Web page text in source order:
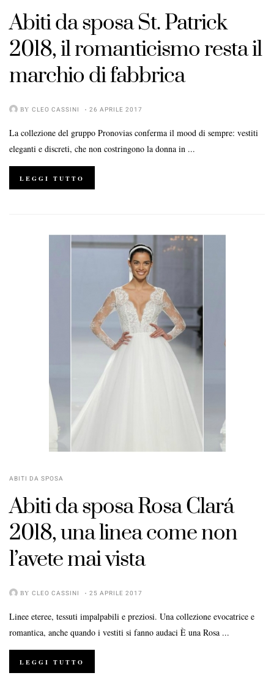
Abiti da sposa St. Patrick
2018, il romanticismo resta il
marchio di fabbrica
BY CLEO CASSINI 26 APRILE 2017
La collezione del gruppo Pronovias conferma il mood di sempre: vestiti
eleganti e discreti, che non costringono la donna in ...
LEGGI TUTTO
ABITI DA SPOSA
Abiti da sposa Rosa Clará
2018, una linea come non
l’avete mai vista
BY CLEO CASSINI 25 APRILE 2017
Linee eteree, tessuti impalpabili e preziosi. Una collezione evocatrice e
romantica, anche quando i vestiti si fanno audaci È una Rosa ...
LEGGI TUTTO